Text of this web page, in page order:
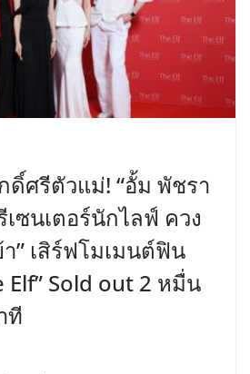
ศรีตัวแม่! “อั้ม พัชรา
ซนเตอร์นักไลฟ์ ควง
” เสิร์ฟโมเมนต์ฟิน
Elf” Sold out 2 หมื่น
ที